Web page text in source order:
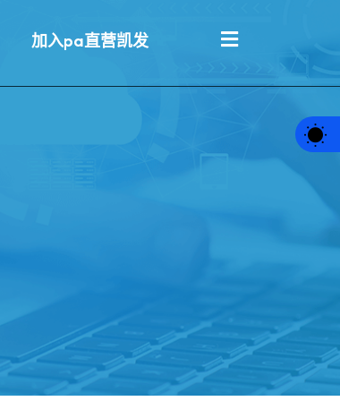
加入pa直营凯发